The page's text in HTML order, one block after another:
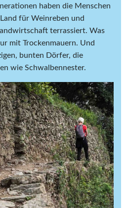
haben die Menschen
für Weinreben und
terrassiert. Was
mit Trockenmauern. Und
bunten Dörfer, die
wie Schwalbennester.